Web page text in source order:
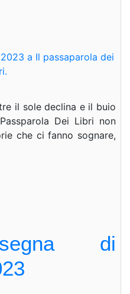
il sole declina e il buio
Dei Libri non
che ci fanno sognare,
di